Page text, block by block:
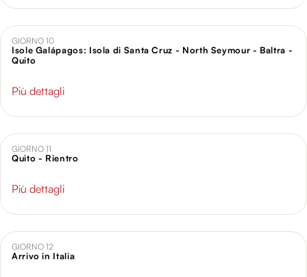
GIORNO 10
Isole Galápagos: Isola di Santa Cruz - North Seymour - Baltra -
Quito
Più dettagli
GIORNO 11
Quito - Rientro
Più dettagli
GIORNO 12
Arrivo in Italia